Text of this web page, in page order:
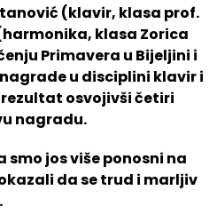
(klavir, klasa prof.
klasa Zorica
Primavera u Bijeljini i
u disciplini klavir i
osvojivši četiri
nagradu.
jos više ponosni na
da se trud i marljiv